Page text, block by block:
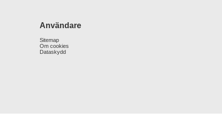
Användare
Sitemap
Om cookies
Dataskydd